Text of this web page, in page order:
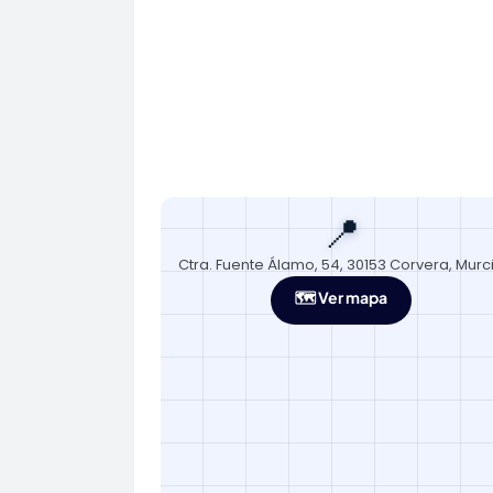
📍
Ctra. Fuente Álamo, 54, 30153 Corvera,
🗺️ Ver mapa